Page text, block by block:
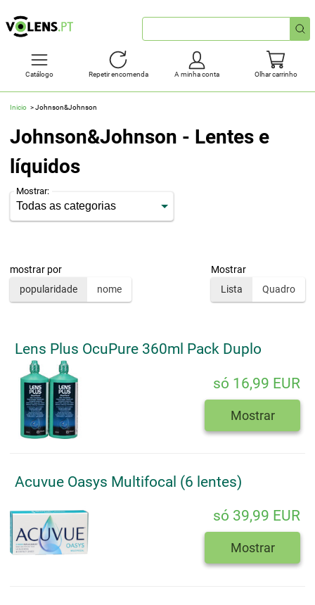
Pesquisa
rápida
Catálogo Repetir encomenda A minha conta Olhar carrinho
Inicio Johnson&Johnson
Johnson&Johnson - Lentes e
líquidos
Mostrar:
mostrar por
popularidade
nome
Mostrar
Lista
Quadro
Lens Plus OcuPure 360ml Pack Duplo
só 16,99 EUR
Mostrar
Acuvue Oasys Multifocal (6 lentes)
só 39,99 EUR
Mostrar